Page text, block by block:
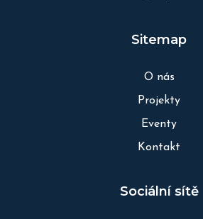
Sitemap
O nás
Projekty
Eventy
Kontakt
Sociální sítě